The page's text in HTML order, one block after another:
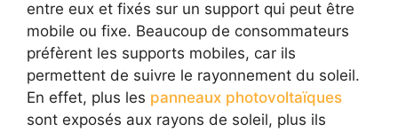
entre eux et fixés sur un support qui peut être
mobile ou fixe. Beaucoup de consommateurs
préfèrent les supports mobiles, car ils
permettent de suivre le rayonnement du soleil.
En effet, plus les panneaux photovoltaïques
sont exposés aux rayons de soleil, plus ils